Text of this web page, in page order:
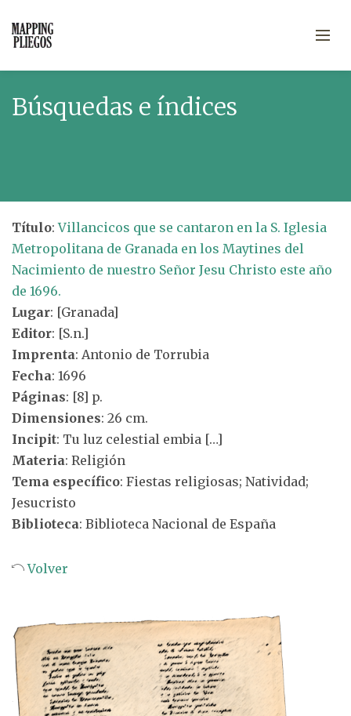
Búsquedas e índices
Título:Villancicos que se cantaron en la S. Iglesia
Metropolitana de Granada en los Maytines del
Nacimiento de nuestro Señor Jesu Christo este año
de 1696.
Lugar: [Granada]
Editor: [S.n.]
Imprenta: Antonio de Torrubia
Fecha: 1696
Páginas: [8] p.
Dimensiones: 26 cm.
Incipit: Tu luz celestial embia […]
Materia: Religión
Tema específico: Fiestas religiosas; Natividad;
Jesucristo
Biblioteca: Biblioteca Nacional de España
Volver